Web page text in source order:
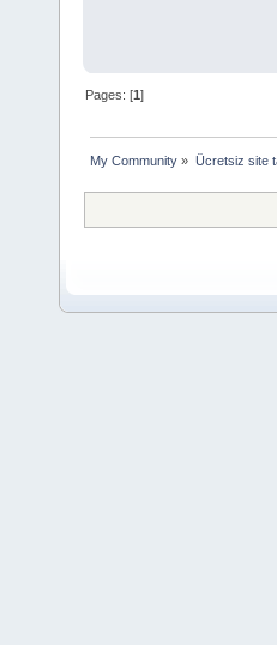
Pages: [1]
My Community » Ücretsiz site